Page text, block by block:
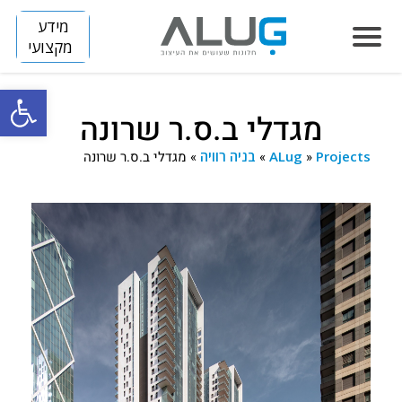
פתח
מידע
מקצועי
הסיפור שלנו
חלונות
LUMINIZE
SLIM
SKINNY
HORIZON S
HORIZON
VISION
הצללה
FLIP
BREEZE
דלתות
ARENA
TITAN
מחיצות
DIVIDE
קירות מסך
פרוייקטים
בנייה פרטית
חלונות אלומיניום
מגדלי ב.ס.ר שרונה
ALug » Projects
» בניה רוויה » מגדלי ב.ס.ר שרונה